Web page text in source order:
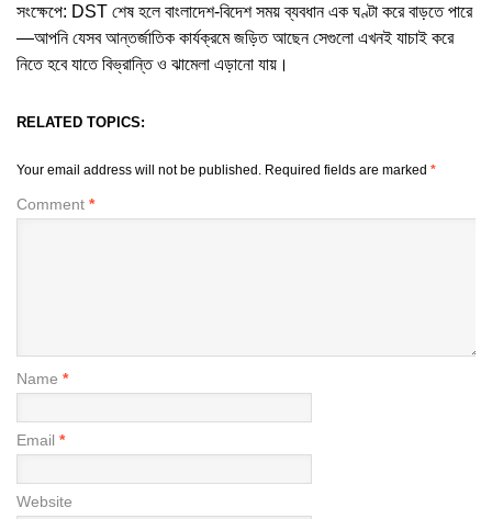
সংক্ষেপে: DST শেষ হলে বাংলাদেশ-বিদেশ সময় ব্যবধান এক ঘণ্টা করে বাড়তে পারে
—আপনি যেসব আন্তর্জাতিক কার্যক্রমে জড়িত আছেন সেগুলো এখনই যাচাই করে
নিতে হবে যাতে বিভ্রান্তি ও ঝামেলা এড়ানো যায়।
RELATED TOPICS:
Your email address will not be published. Required fields are marked *
Comment *
Name *
Email *
Website